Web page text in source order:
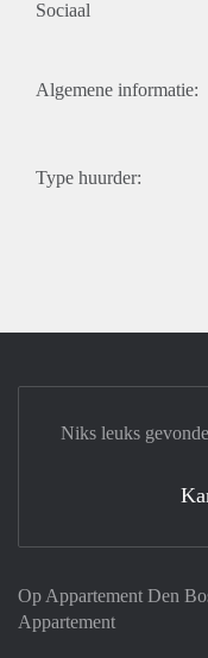
Sociaal
Algemene informatie:
Type huurder:
Op Appartement Den
Appartement
Niks leuks